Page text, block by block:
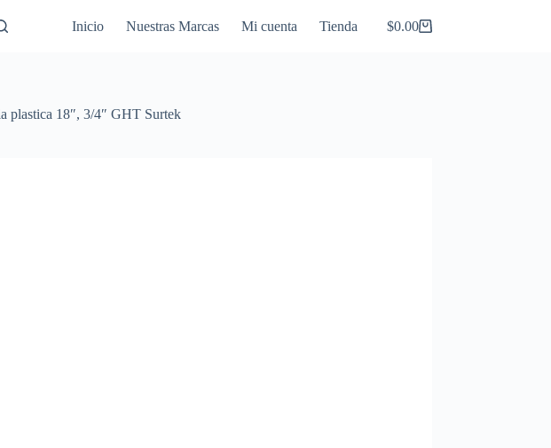
Inicio Nuestras Marcas Mi cuenta Tienda
Carro
$0.00
plastica 18″, 3/4″ GHT Surtek